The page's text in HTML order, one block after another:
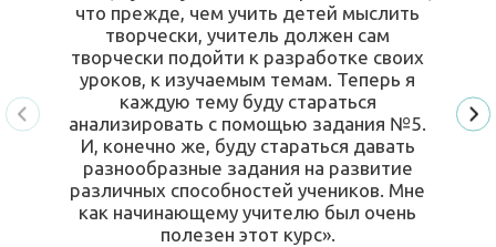
что прежде, чем учить детей мыслить
творчески, учитель должен сам
творчески подойти к разработке своих
уроков, к изучаемым темам. Теперь я
каждую тему буду стараться
анализировать с помощью задания №5.
И, конечно же, буду стараться давать
разнообразные задания на развитие
различных способностей учеников. Мне
как начинающему учителю был очень
полезен этот курс».